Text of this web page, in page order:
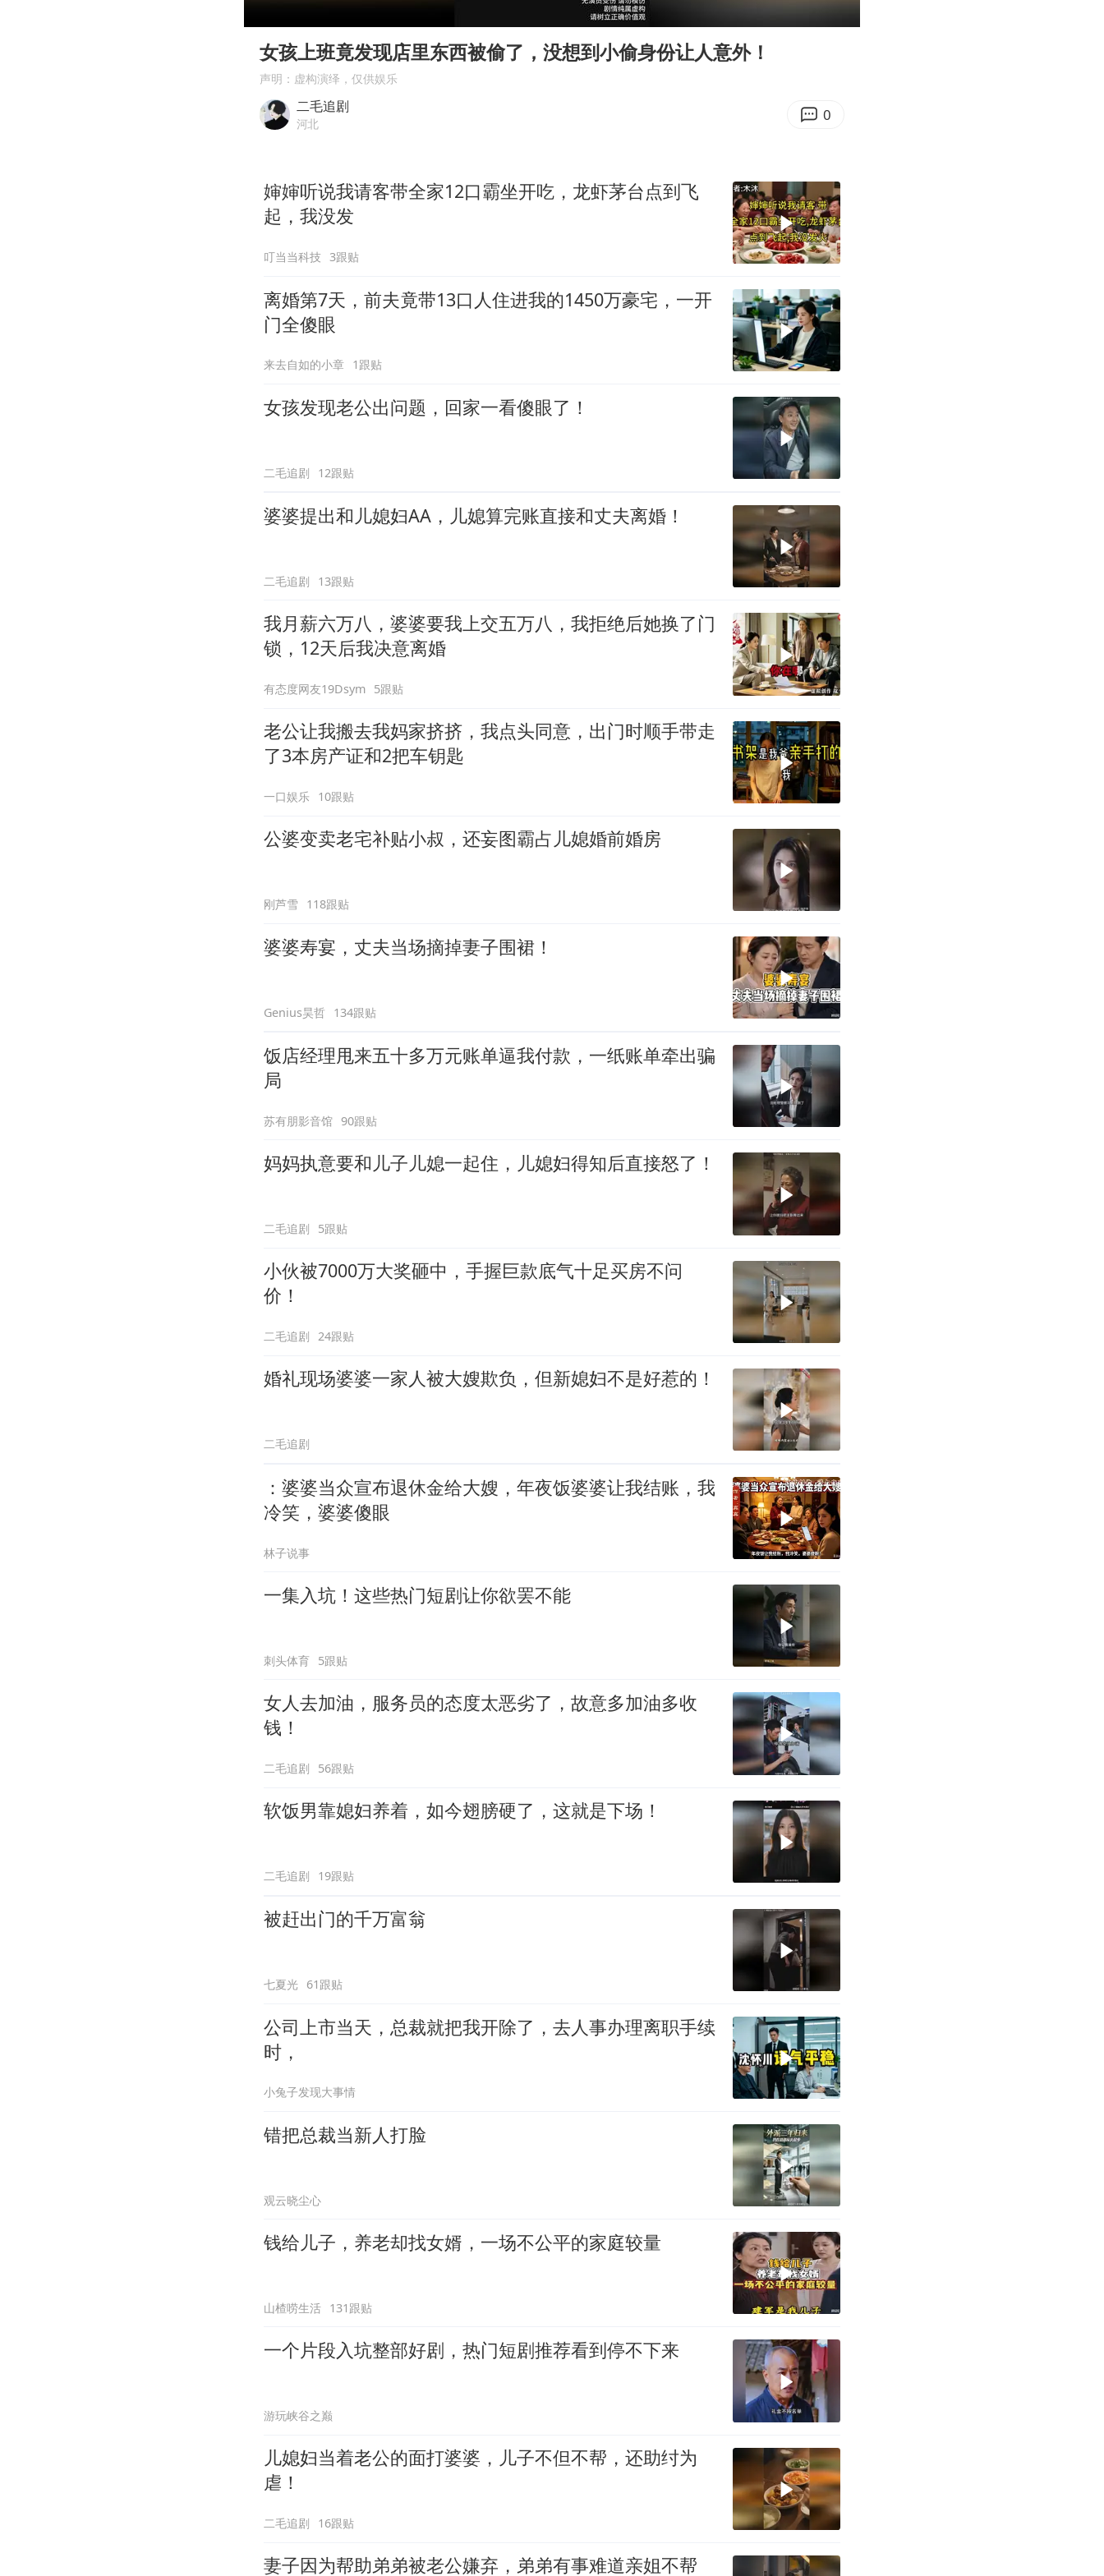
沙特否认与胡塞武装举行会谈
如何把百年大党建设得更加坚强有力
恩比德变瘦引热议
女孩上班竟发现店里东西被偷了，没想到小偷身份让人意外！
声明：虚构演绎，仅供娱乐
二毛追剧
河北 0
婶婶听说我请客带全家12口霸坐开吃，龙虾茅台点到飞
起，我没发
叮当当科技 3跟贴
离婚第7天，前夫竟带13口人住进我的1450万豪宅，一开
门全傻眼
来去自如的小章 1跟贴
女孩发现老公出问题，回家一看傻眼了！
二毛追剧 12跟贴
婆婆提出和儿媳妇AA，儿媳算完账直接和丈夫离婚！
二毛追剧 13跟贴
我月薪六万八，婆婆要我上交五万八，我拒绝后她换了门
锁，12天后我决意离婚
有态度网友19Dsym 5跟贴
老公让我搬去我妈家挤挤，我点头同意，出门时顺手带走
了3本房产证和2把车钥匙
一口娱乐 10跟贴
公婆变卖老宅补贴小叔，还妄图霸占儿媳婚前婚房
刚芦雪 118跟贴
婆婆寿宴，丈夫当场摘掉妻子围裙！
Genius昊哲 134跟贴
饭店经理甩来五十多万元账单逼我付款，一纸账单牵出骗
局
苏有朋影音馆 90跟贴
妈妈执意要和儿子儿媳一起住，儿媳妇得知后直接怒了！
二毛追剧 5跟贴
小伙被7000万大奖砸中，手握巨款底气十足买房不问
价！
二毛追剧 24跟贴
婚礼现场婆婆一家人被大嫂欺负，但新媳妇不是好惹的！
二毛追剧
：婆婆当众宣布退休金给大嫂，年夜饭婆婆让我结账，我
冷笑，婆婆傻眼
林子说事
一集入坑！这些热门短剧让你欲罢不能
刺头体育 5跟贴
女人去加油，服务员的态度太恶劣了，故意多加油多收
钱！
二毛追剧 56跟贴
软饭男靠媳妇养着，如今翅膀硬了，这就是下场！
二毛追剧 19跟贴
被赶出门的千万富翁
七夏光 61跟贴
公司上市当天，总裁就把我开除了，去人事办理离职手续
时，
小兔子发现大事情
错把总裁当新人打脸
观云晓尘心
钱给儿子，养老却找女婿，一场不公平的家庭较量
山楂唠生活 131跟贴
一个片段入坑整部好剧，热门短剧推荐看到停不下来
游玩峡谷之巅
儿媳妇当着老公的面打婆婆，儿子不但不帮，还助纣为
虐！
二毛追剧 16跟贴
妻子因为帮助弟弟被老公嫌弃，弟弟有事难道亲姐不帮